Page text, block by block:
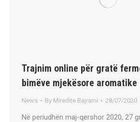
Trajnim online për gratë
bimëve mjekësore aromatike
News By Miredite Bajrami 28/07/2020
Në periudhën maj-qershor 2020, 27